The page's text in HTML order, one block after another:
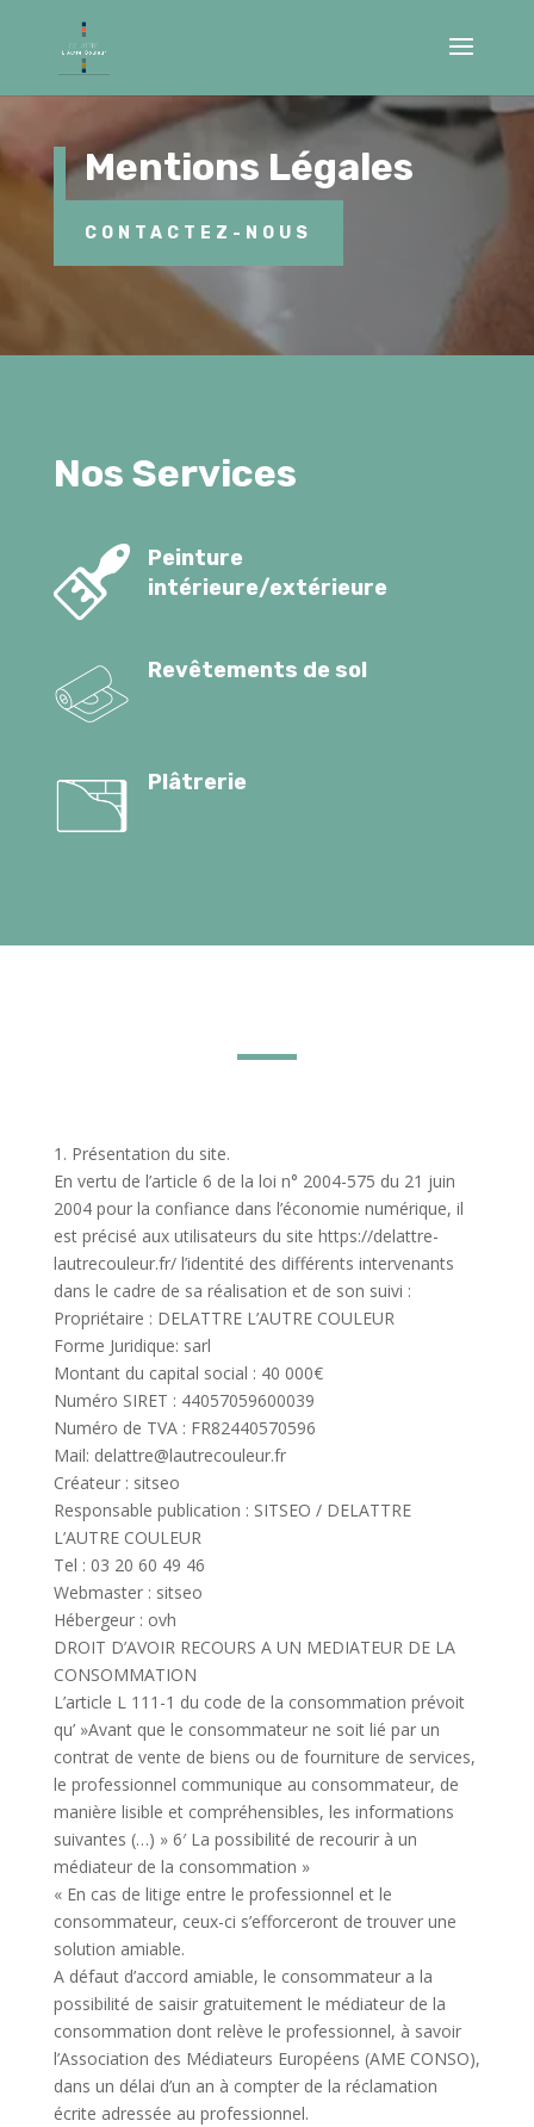
Mentions Légales
CONTACTEZ-NOUS
Nos Services
Peinture
intérieure/extérieure
Revêtements de sol
Plâtrerie
1. Présentation du site.
En vertu de l’article 6 de la loi n° 2004-575 du 21 juin
2004 pour la confiance dans l’économie numérique, il
est précisé aux utilisateurs du site https://delattre-
lautrecouleur.fr/ l’identité des différents intervenants
dans le cadre de sa réalisation et de son suivi :
Propriétaire : DELATTRE L’AUTRE COULEUR
Forme Juridique: sarl
Montant du capital social : 40 000€
Numéro SIRET : 44057059600039
Numéro de TVA : FR82440570596
Mail: delattre@lautrecouleur.fr
Créateur : sitseo
Responsable publication : SITSEO / DELATTRE
L’AUTRE COULEUR
Tel : 03 20 60 49 46
Webmaster : sitseo
Hébergeur : ovh
DROIT D’AVOIR RECOURS A UN MEDIATEUR DE LA
CONSOMMATION
L’article L 111-1 du code de la consommation prévoit
qu’ »Avant que le consommateur ne soit lié par un
contrat de vente de biens ou de fourniture de services,
le professionnel communique au consommateur, de
manière lisible et compréhensibles, les informations
suivantes (…) » 6′ La possibilité de recourir à un
médiateur de la consommation »
« En cas de litige entre le professionnel et le
consommateur, ceux-ci s’efforceront de trouver une
solution amiable.
A défaut d’accord amiable, le consommateur a la
possibilité de saisir gratuitement le médiateur de la
consommation dont relève le professionnel, à savoir
l’Association des Médiateurs Européens (AME CONSO),
dans un délai d’un an à compter de la réclamation
écrite adressée au professionnel.